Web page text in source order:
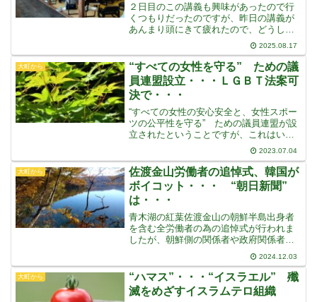
２日目のこの講義も興味があったので行
くつもりだったのですが、昨日の講義が
あんまり頭にきて疲れたので、どうしよ
うかと迷ったのですが、ヒマなのでやっ
ぱり行くことにしました会場下の駐車場
に行ってみたのですが、空いていてすん
なり止めることが出来まし
2025.08.17
大町から
“すべての女性を守る” ための議
員連盟設立・・・ＬＧＢＴ法案可
決で・・・
“すべての女性の安心安全と、女性スポー
ツの公平性を守る” ための議員連盟が設
立されたということですが、これはいっ
たいどういうことなのでしょうかトイレ
や浴場での女性スペースを確保するた
め・・・そして、スポーツをする女性を
守るため・・・というこ
2023.07.04
大町から
佐渡金山労働者の追悼式、韓国が
ボイコット・・・ “朝日新聞”
は・・・
青木湖の紅葉佐渡金山の朝鮮半島出身者
を含む全労働者の為の追悼式が行われま
したが、朝鮮側の関係者や政府関係者は
参加しませんでした“佐渡島の金山” の世
界文化遺産登録を目指すにあたり、韓国
側は強制的に連れてこられ、強制労働さ
せられた被害の現場だ
2024.12.03
大町から
“ハマス”・・・“イスラエル” 殲
滅をめざすイスラムテロ組織